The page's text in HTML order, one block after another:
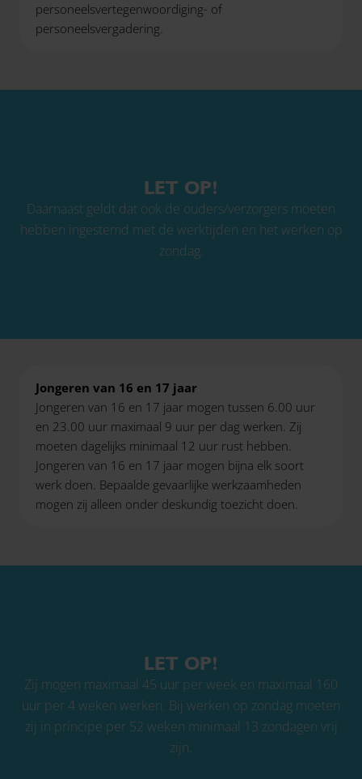
personeelsvertegenwoordiging- of
personeelsvergadering.
LET OP!
Daarnaast geldt dat ook de ouders/verzorgers moeten
hebben ingestemd met de werktijden en het werken op
zondag.
Jongeren van 16 en 17 jaar
Jongeren van 16 en 17 jaar mogen tussen 6.00 uur
en 23.00 uur maximaal 9 uur per dag werken. Zij
moeten dagelijks minimaal 12 uur rust hebben.
Jongeren van 16 en 17 jaar mogen bijna elk soort
werk doen. Bepaalde gevaarlijke werkzaamheden
mogen zij alleen onder deskundig toezicht doen.
LET OP!
Zij mogen maximaal 45 uur per week en maximaal 160
uur per 4 weken werken. Bij werken op zondag moeten
zij in principe per 52 weken minimaal 13 zondagen vrij
zijn.